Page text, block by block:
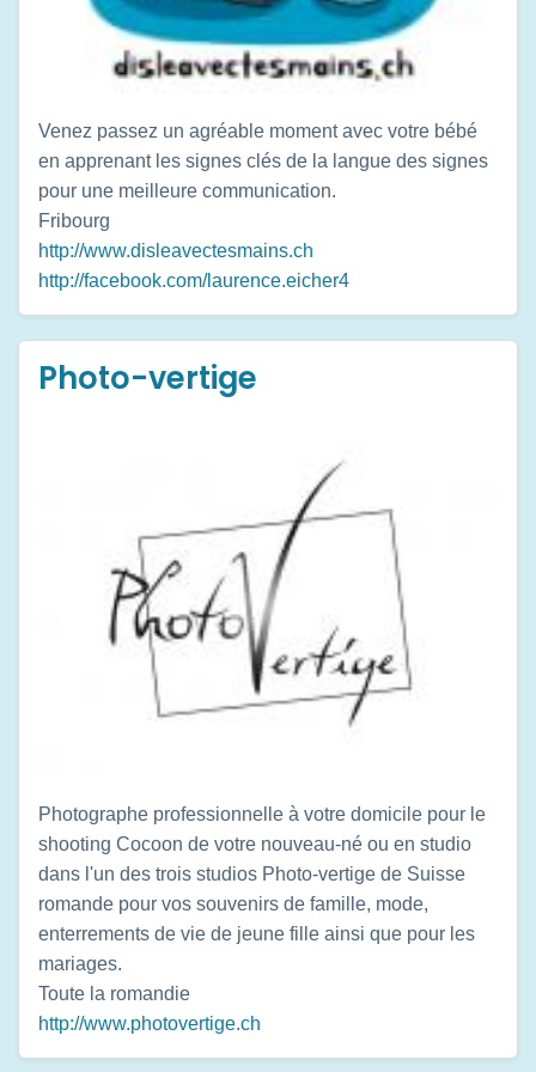
Venez passez un agréable moment avec votre bébé
en apprenant les signes clés de la langue des signes
pour une meilleure communication.
Fribourg
http://www.disleavectesmains.ch
http://facebook.com/laurence.eicher4
Photo-vertige
Photographe professionnelle à votre domicile pour le
shooting Cocoon de votre nouveau-né ou en studio
dans l'un des trois studios Photo-vertige de Suisse
romande pour vos souvenirs de famille, mode,
enterrements de vie de jeune fille ainsi que pour les
mariages.
Toute la romandie
http://www.photovertige.ch